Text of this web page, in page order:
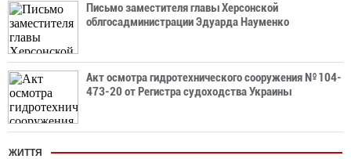
Письмо заместителя главы Херсонской
облгосадминистрации Эдуарда Науменко
Акт осмотра гидротехнического сооружения № 104-
473-20 от Регистра судоходства Украины
ЖИТТЯ